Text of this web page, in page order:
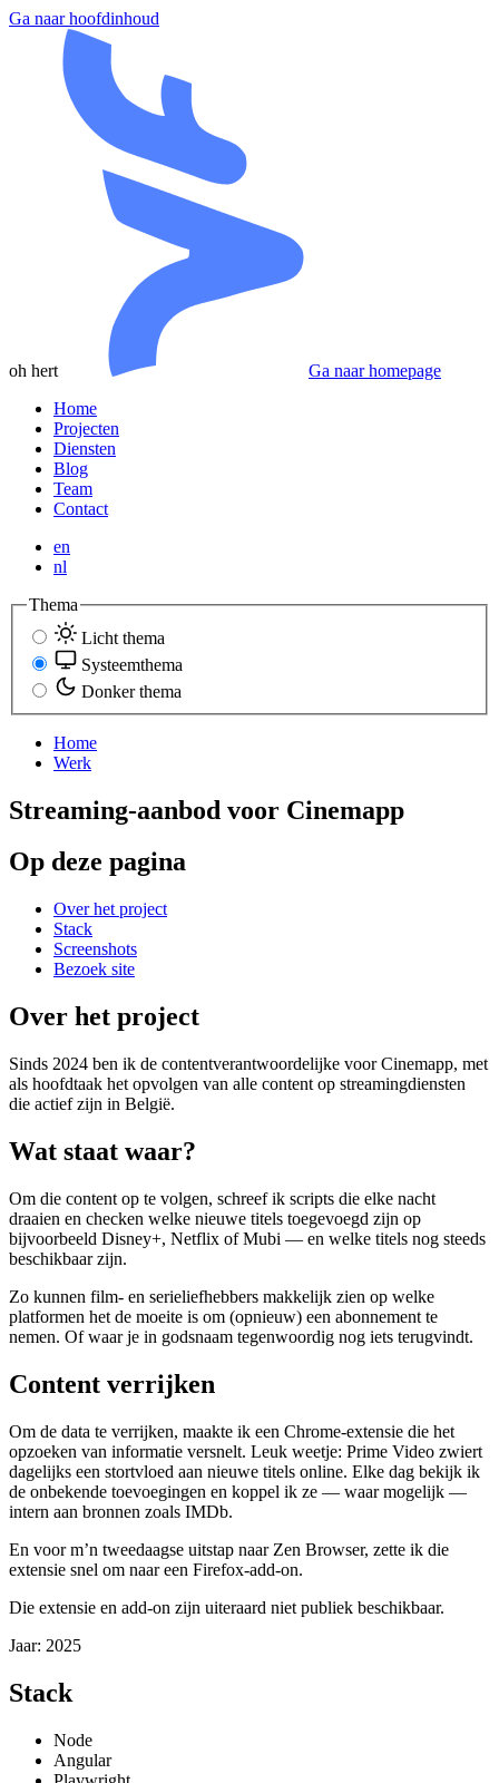
Ga naar hoofdinhoud
oh hert
Ga naar homepage
Home
Projecten
Diensten
Blog
Team
Contact
en
nl
Thema
Licht thema
Systeemthema
Donker thema
Home
Werk
Streaming-aanbod voor Cinemapp
Op deze pagina
Over het project
Stack
Screenshots
Bezoek site
Over het project
Sinds 2024 ben ik de contentverantwoordelijke voor Cinemapp, met
als hoofdtaak het opvolgen van alle content op streamingdiensten
die actief zijn in België.
Wat staat waar?
Om die content op te volgen, schreef ik scripts die elke nacht
draaien en checken welke nieuwe titels toegevoegd zijn op
bijvoorbeeld Disney+, Netflix of Mubi — en welke titels nog steeds
beschikbaar zijn.
Zo kunnen film- en serieliefhebbers makkelijk zien op welke
platformen het de moeite is om (opnieuw) een abonnement te
nemen. Of waar je in godsnaam tegenwoordig nog iets terugvindt.
Content verrijken
Om de data te verrijken, maakte ik een Chrome-extensie die het
opzoeken van informatie versnelt. Leuk weetje: Prime Video zwiert
dagelijks een stortvloed aan nieuwe titels online. Elke dag bekijk ik
de onbekende toevoegingen en koppel ik ze — waar mogelijk —
intern aan bronnen zoals IMDb.
En voor m’n tweedaagse uitstap naar Zen Browser, zette ik die
extensie snel om naar een Firefox-add-on.
Die extensie en add-on zijn uiteraard niet publiek beschikbaar.
Jaar: 2025
Stack
Node
Angular